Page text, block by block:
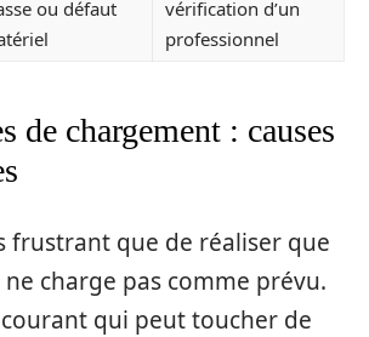
ou défaut
vérification d’un
professionnel
de chargement : causes
frustrant que de réaliser que
charge pas comme prévu.
qui peut toucher de